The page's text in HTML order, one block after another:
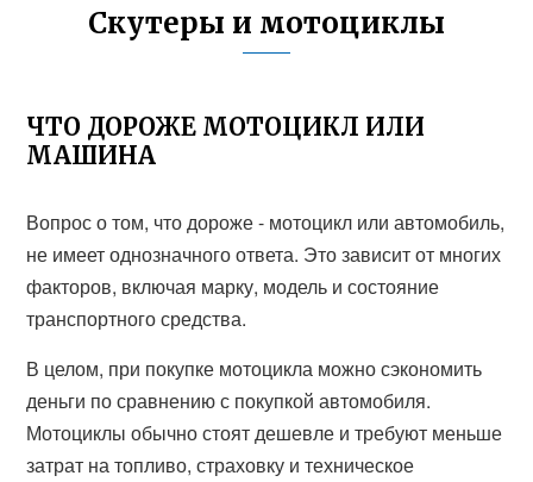
Скутеры и мотоциклы
ЧТО ДОРОЖЕ МОТОЦИКЛ ИЛИ
МАШИНА
Вопрос о том, что дороже - мотоцикл или автомобиль,
не имеет однозначного ответа. Это зависит от многих
факторов, включая марку, модель и состояние
транспортного средства.
В целом, при покупке мотоцикла можно сэкономить
деньги по сравнению с покупкой автомобиля.
Мотоциклы обычно стоят дешевле и требуют меньше
затрат на топливо, страховку и техническое